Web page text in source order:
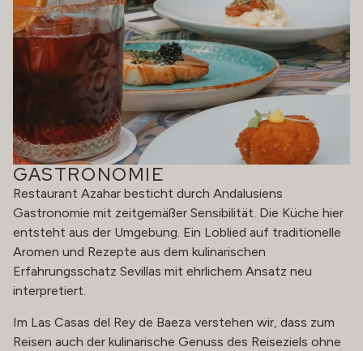
GASTRONOMIE
Restaurant Azahar besticht durch Andalusiens
Gastronomie mit zeitgemäßer Sensibilität. Die Küche hier
entsteht aus der Umgebung. Ein Loblied auf traditionelle
Aromen und Rezepte aus dem kulinarischen
Erfahrungsschatz Sevillas mit ehrlichem Ansatz neu
interpretiert.
Im Las Casas del Rey de Baeza verstehen wir, dass zum
Reisen auch der kulinarische Genuss des Reiseziels ohne